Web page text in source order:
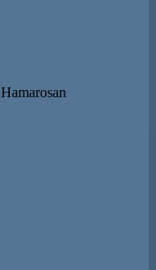
Hamarosan